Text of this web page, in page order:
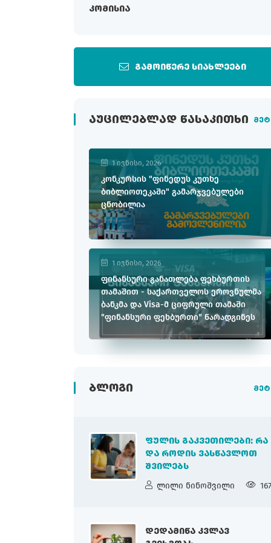
კომისია
გამოიწერე სიახლეები
ᲐᲣᲪᲘᲚᲔᲑᲚᲐᲓ ᲬᲐᲡᲐᲙᲘᲗᲮᲘ
1 ივნისი, 2026
კონკურსის "ფინედუს კუთხე
ბიბლიოთეკაში" გამარჯვებულები
ცნობილია
1 ივნისი, 2026
ფინანსური განათლება ფეხბურთის
თამაშით - საქართველოს ეროვნულმა
ბანკმა და Visa-მ ციფრული თამაში
"ფინანსური ფეხბურთი" წარადგინეს
ᲑᲚᲝᲒᲘ
ᲤᲣᲚᲘᲡ ᲒᲐᲙᲕᲔᲗᲘᲚᲔᲑᲘ: ᲠᲐ
ᲓᲐ ᲠᲝᲓᲘᲡ ᲕᲐᲡᲬᲐᲕᲚᲝᲗ
ᲨᲕᲘᲚᲔᲑᲡ
ლილი ნინოშვილი
ᲓᲔᲓᲐᲛᲘᲬᲐ ᲙᲕᲚᲐᲕ